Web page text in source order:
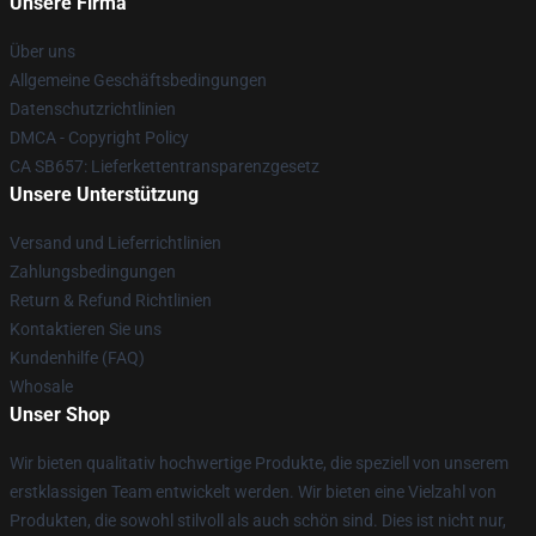
Über uns
Allgemeine Geschäftsbedingungen
Datenschutzrichtlinien
DMCA - Copyright Policy
CA SB657: Lieferkettentransparenzgesetz
Unsere Unterstützung
Versand und Lieferrichtlinien
Zahlungsbedingungen
Return & Refund Richtlinien
Kontaktieren Sie uns
Kundenhilfe (FAQ)
Whosale
Unser Shop
Wir bieten qualitativ hochwertige Produkte, die speziell von unserem
erstklassigen Team entwickelt werden. Wir bieten eine Vielzahl von
Produkten, die sowohl stilvoll als auch schön sind. Dies ist nicht nur,